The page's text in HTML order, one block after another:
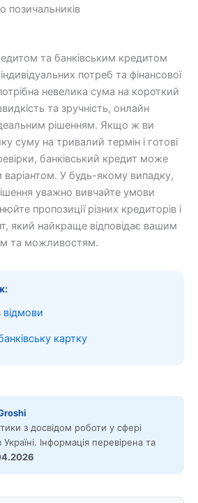
позичальників
та банківським кредитом
потреб та фінансової
невелика сума на короткий
та зручність, онлайн
рішенням. Якщо ж ви
суму на тривалий термін і готові
банківський кредит може
варіантом. У будь-якому випадку,
уважно вивчайте умови
пропозиції різних кредиторів і
який найкраще відповідає вашим
та можливостям.
відмови
картку
з досвідом роботи у сфері
Інформація перевірена та